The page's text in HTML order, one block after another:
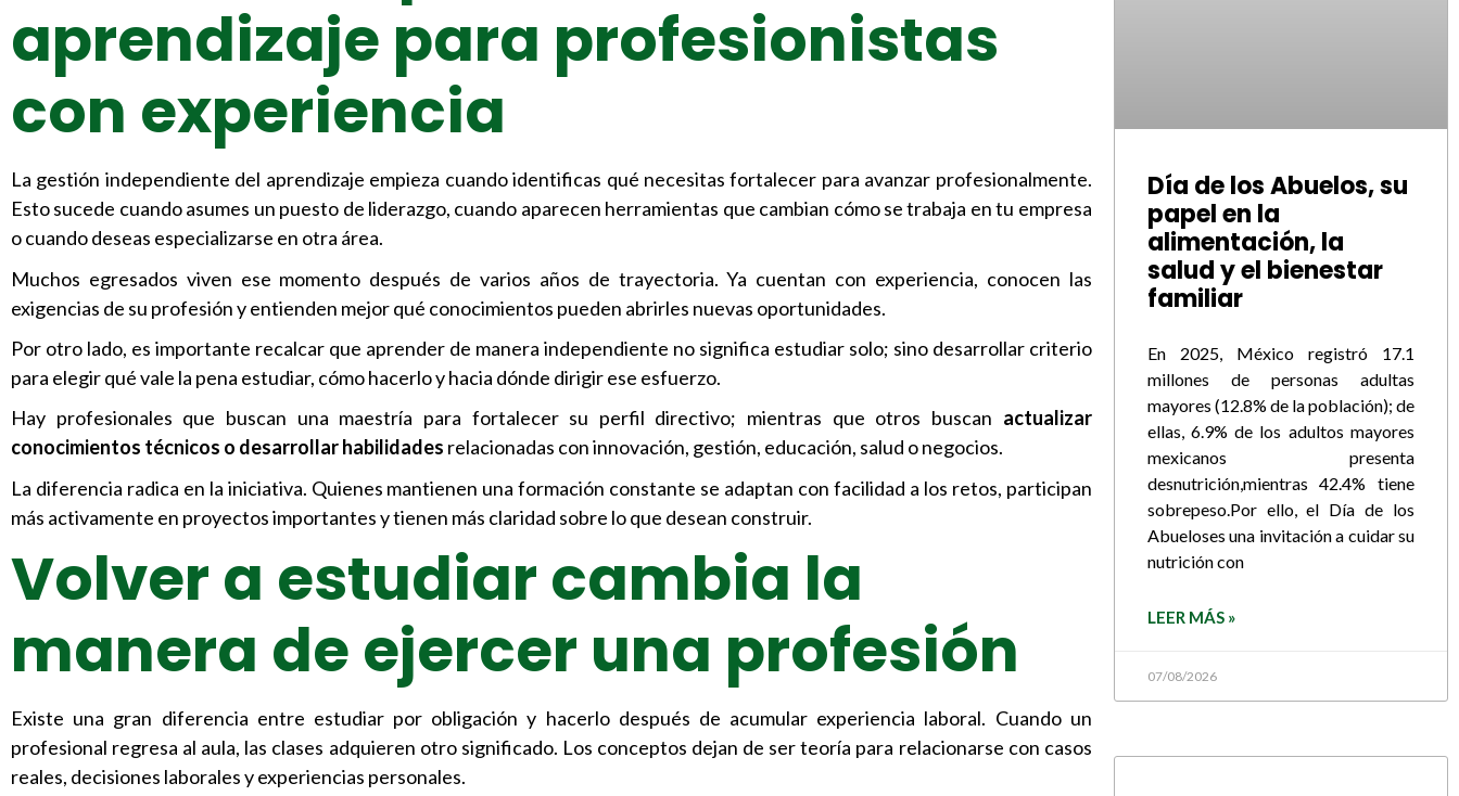
aprendizaje para profesionistas
con experiencia
La gestión independiente del aprendizaje empieza cuando identificas qué necesitas fortalecer para avanzar profesionalmente.
Esto sucede cuando asumes un puesto de liderazgo, cuando aparecen herramientas que cambian cómo se trabaja en tu empresa
o cuando deseas especializarse en otra área.
Muchos egresados viven ese momento después de varios años de trayectoria. Ya cuentan con experiencia, conocen las
exigencias de su profesión y entienden mejor qué conocimientos pueden abrirles nuevas oportunidades.
Por otro lado, es importante recalcar que aprender de manera independiente no significa estudiar solo; sino desarrollar criterio
para elegir qué vale la pena estudiar, cómo hacerlo y hacia dónde dirigir ese esfuerzo.
Hay profesionales que buscan una maestría para fortalecer su perfil directivo; mientras que otros buscan actualizar
conocimientos técnicos o desarrollar habilidades relacionadas con innovación, gestión, educación, salud o negocios.
La diferencia radica en la iniciativa. Quienes mantienen una formación constante se adaptan con facilidad a los retos, participan
más activamente en proyectos importantes y tienen más claridad sobre lo que desean construir.
Volver a estudiar cambia la
manera de ejercer una profesión
Existe una gran diferencia entre estudiar por obligación y hacerlo después de acumular experiencia laboral. Cuando un
profesional regresa al aula, las clases adquieren otro significado. Los conceptos dejan de ser teoría para relacionarse con casos
reales, decisiones laborales y experiencias personales.
Día de los Abuelos, su
papel en la
alimentación, la
salud y el bienestar
familiar
En 2025, México registró 17.1
millones de personas adultas
mayores (12.8% de la población); de
ellas, 6.9% de los adultos mayores
mexicanos presenta
desnutrición,mientras 42.4% tiene
sobrepeso.Por ello, el Día de los
Abueloses una invitación a cuidar su
nutrición con
LEER MÁS »
07/08/2026